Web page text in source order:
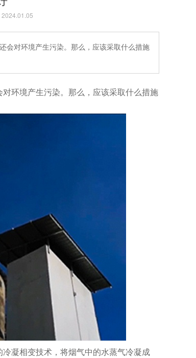
2024.01.05
对环境产生污染。那么，应该采取什么措施
环境产生污染。那么，应该采取什么措施
凝相变技术，将烟气中的水蒸气冷凝成